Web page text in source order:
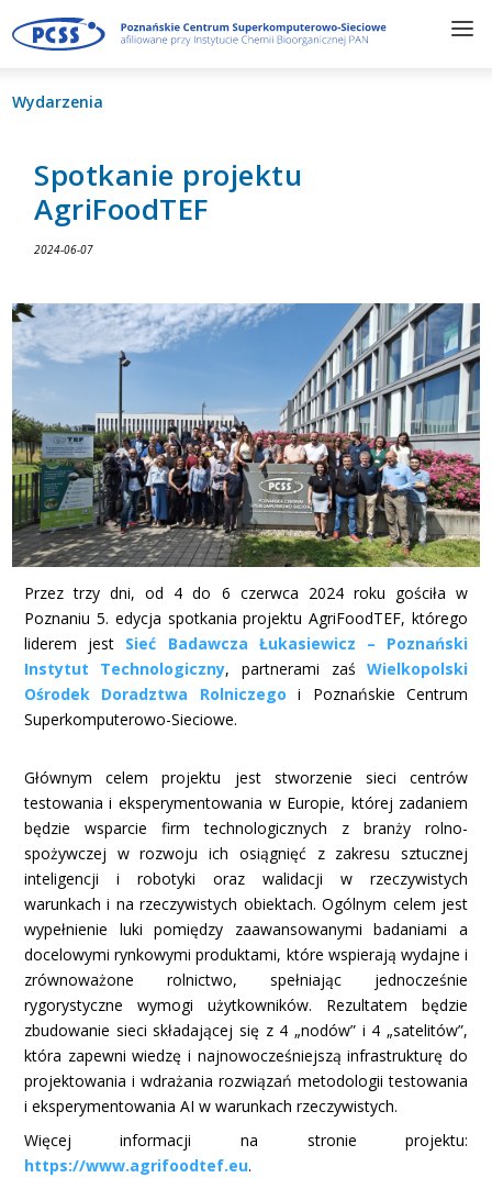
Wydarzenia
Spotkanie projektu
AgriFoodTEF
2024-06-07
Przez trzy dni, od 4 do 6 czerwca 2024 roku gościła w
Poznaniu 5. edycja spotkania projektu AgriFoodTEF, którego
liderem jest Sieć Badawcza Łukasiewicz – Poznański
Instytut Technologiczny, partnerami zaśWielkopolski
Ośrodek Doradztwa Rolniczego i Poznańskie Centrum
Superkomputerowo-Sieciowe.
Głównym celem projektu jest stworzenie sieci centrów
testowania i eksperymentowania w Europie, której zadaniem
będzie wsparcie firm technologicznych z branży rolno-
spożywczej w rozwoju ich osiągnięć z zakresu sztucznej
inteligencji i robotyki oraz walidacji w rzeczywistych
warunkach i na rzeczywistych obiektach. Ogólnym celem jest
wypełnienie luki pomiędzy zaawansowanymi badaniami a
docelowymi rynkowymi produktami, które wspierają wydajne i
zrównoważone rolnictwo, spełniając jednocześnie
rygorystyczne wymogi użytkowników. Rezultatem będzie
zbudowanie sieci składającej się z 4 „nodów” i 4 „satelitów”,
która zapewni wiedzę i najnowocześniejszą infrastrukturę do
projektowania i wdrażania rozwiązań metodologii testowania
i eksperymentowania AI w warunkach rzeczywistych.
Więcej informacji na stronie projektu:
https://www.agrifoodtef.eu.